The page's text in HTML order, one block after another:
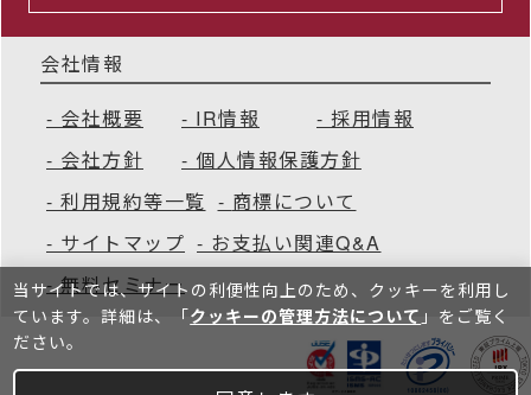
会社情報
会社概要
IR情報
採用情報
会社方針
個人情報保護方針
利用規約等一覧
商標について
サイトマップ
お支払い関連Q&A
無料セミナー
当サイトでは、サイトの利便性向上のため、クッキーを利⽤し
ています。詳細は、「クッキーの管理方法について 」をご覧く
ださい。